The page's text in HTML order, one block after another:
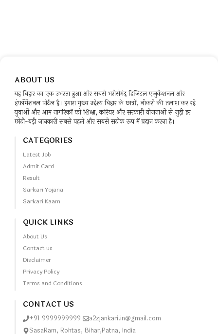
ABOUT US
यह बिहार का एक उभरता हुआ और सबसे भरोसेमंद डिजिटल एजुकेशनल और
इंफॉर्मेशनल पोर्टल है। हमारा मुख्य उद्देश्य बिहार के छात्रों, नौकरी की तलाश कर रहे
युवाओं और आम नागरिकों को शिक्षा, करियर और सरकारी योजनाओं से जुड़ी हर
छोटी-बड़ी जानकारी सबसे पहले और सबसे सटीक रूप में प्रदान करना है।
CATEGORIES
Latest Job
Admit Card
Result
Sarkari Yojana
Sarkari Kaam
QUICK LINKS
About Us
Contact us
Disclaimer
Privacy Policy
Terms and Conditions
CONTACT US
+91 9999999999
a2zjankari.in@gmail.com
SasaRam, Rohtas, Bihar,Patna, India